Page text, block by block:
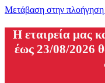
Μετάβαση στην πλοήγηση
H εταιρεία μας
έως 23/08/2026